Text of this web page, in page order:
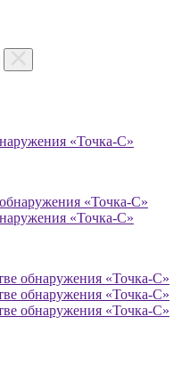
«Точка-С»
«Точка-С»
обнаружения «Точка-С»
обнаружения «Точка-С»
обнаружения «Точка-С»